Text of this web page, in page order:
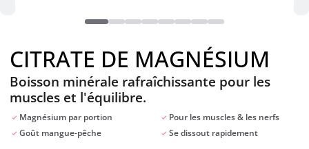
CITRATE DE MAGNÉSIUM
Boisson minérale rafraîchissante pour les
muscles et l'équilibre.
Magnésium par portion
Pour les muscles & les nerfs
Goût mangue-pêche
Se dissout rapidement